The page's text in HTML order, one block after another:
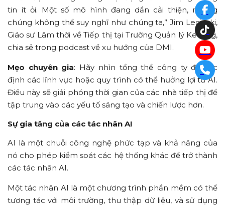
tin ít ỏi. Một số mô hình đang dần cải thiện, nhưng
chúng không thể suy nghĩ như chúng ta,” Jim Lecinski,
Giáo sư Lâm thời về Tiếp thị tại Trường Quản lý Kellogg,
chia sẻ trong podcast về xu hướng của DMI.
Mẹo chuyên gia: Hãy nhìn tổng thể công ty để xác
định các lĩnh vực hoặc quy trình có thể hưởng lợi từ AI.
Điều này sẽ giải phóng thời gian của các nhà tiếp thị để
tập trung vào các yếu tố sáng tạo và chiến lược hơn.
Sự gia tăng của các tác nhân AI
AI là một chuỗi công nghệ phức tạp và khả năng của
nó cho phép kiểm soát các hệ thống khác để trở thành
các tác nhân AI.
Một tác nhân AI là một chương trình phần mềm có thể
tương tác với môi trường, thu thập dữ liệu, và sử dụng